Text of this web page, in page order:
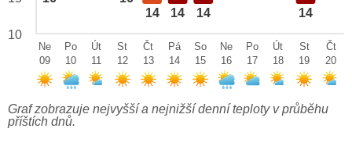
14 14 14 14
10
Ne
09
Po
10
Út
11
St
12
Čt
13
Pá
14
So
15
Ne
16
Po
17
Út
18
St
19
Čt
20
Graf zobrazuje nejvyšší a nejnižší denní teploty v průběhu
příštích dnů.